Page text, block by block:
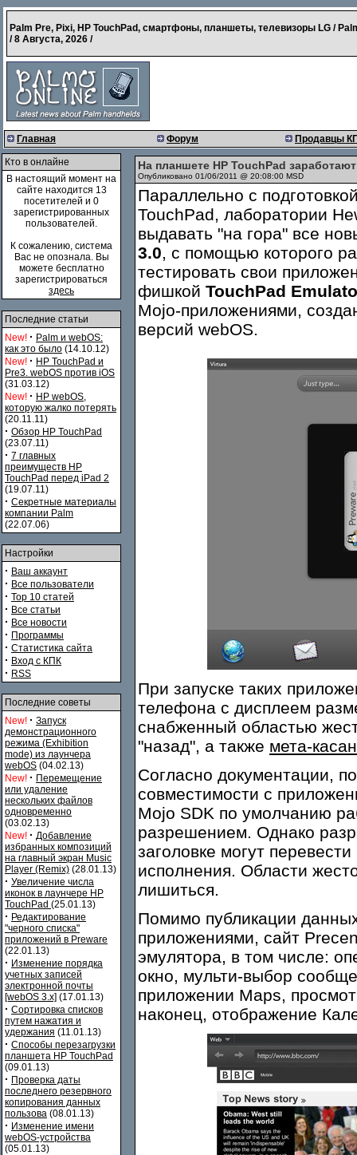
Palm Pre, Pixi, HP TouchPad, смартфоны, планшеты, телевизоры LG /
/8 Августа, 2026 /
Главная Форум Продавцы
Кто в онлайне
В настоящий момент на
сайте находится 13
посетителей и 0
зарегистрированных
пользователей.
К сожалению, система
Вас не опознала. Вы
можете бесплатно
зарегистрироваться
здесь
Последние статьи
New! · Palm и webOS:
как это было (14.10.12)
New! · HP TouchPad и
Pre3. webOS против iOS
(31.03.12)
New! · HP webOS,
которую жалко потерять
(20.11.11)
· Обзор HP TouchPad
(23.07.11)
· 7 главных
преимуществ HP
TouchPad перед iPad 2
(19.07.11)
· Секретные материалы
компании Palm
(22.07.06)
Настройки
· Ваш аккаунт
· Все пользователи
· Top 10 статей
· Все статьи
· Все новости
· Программы
· Статистика сайта
· Вход с КПК
· RSS
Последние советы
New! · Запуск
демонстрационного
режима (Exhibition
mode) из лаунчера
webOS (04.02.13)
New! · Перемещение
или удаление
нескольких файлов
одновременно
(03.02.13)
New! · Добавление
избранных композиций
на главный экран Music
Player (Remix) (28.01.13)
· Увеличение числа
иконок в лаунчере HP
TouchPad (25.01.13)
· Редактирование
"черного списка"
приложений в Preware
(22.01.13)
· Изменение порядка
учетных записей
электронной почты
[webOS 3.x] (17.01.13)
· Сортировка списков
путем нажатия и
удержания (11.01.13)
· Способы перезагрузки
планшета HP TouchPad
(09.01.13)
· Проверка даты
последнего резервного
копирования данных
пользова (08.01.13)
· Изменение имени
webOS-устройства
(05.01.13)
На планшете HP TouchPad
Опубликовано 01/06/2011 @ 20:08:00 MSD
Параллельно c
TouchPad, лаборатории
выдавать "на гора" все
3.0, с помощью которого
тестировать свои
фишкой TouchPad
Mojo-приложениями,
версий webOS.
При запуске таких
телефона с дисплеем
снабженный областью
"назад", а также мета-
Согласно документации,
совместимости с
Mojo SDK по умолчанию
разрешением. Однако
заголовке могут
исполнения. Области
лишиться.
Помимо публикации
приложениями, сайт
эмулятора, в том числе:
окно, мульти-выбор
приложении Maps,
наконец, отображение